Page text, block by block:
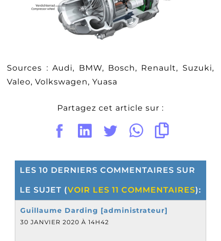
Sources : Audi, BMW, Bosch, Renault, Suzuki,
Valeo, Volkswagen, Yuasa
Partagez cet article sur :
LES 10 DERNIERS COMMENTAIRES SUR
LE SUJET (VOIR LES 11 COMMENTAIRES):
Guillaume Darding [administrateur]
30 JANVIER 2020 À 14H42